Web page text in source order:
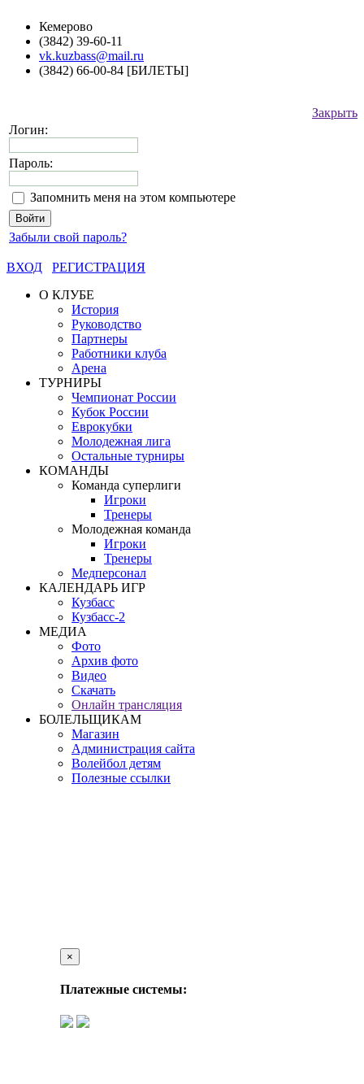
Кемерово
(3842) 39-60-11
vk.kuzbass@mail.ru
(3842) 66-00-84 [БИЛЕТЫ]
Закрыть
Логин:
Пароль:
Запомнить меня на этом компьютере
Забыли свой пароль?
ВХОД
РЕГИСТРАЦИЯ
О КЛУБЕ
История
Руководство
Партнеры
Работники клуба
Арена
ТУРНИРЫ
Чемпионат России
Кубок России
Еврокубки
Молодежная лига
Остальные турниры
КОМАНДЫ
Команда суперлиги
Игроки
Тренеры
Молодежная команда
Игроки
Тренеры
Медперсонал
КАЛЕНДАРЬ ИГР
Кузбасс
Кузбасс-2
МЕДИА
Фото
Архив фото
Видео
Скачать
Онлайн трансляция
БОЛЕЛЬЩИКАМ
Магазин
Администрация сайта
Волейбол детям
Полезные ссылки
×
Платежные системы: